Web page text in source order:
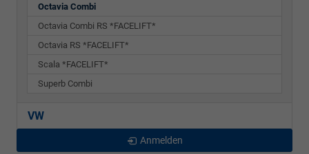
Octavia Combi
Octavia Combi RS *FACELIFT*
Octavia RS *FACELIFT*
Scala *FACELIFT*
Superb Combi
VW
Anmelden